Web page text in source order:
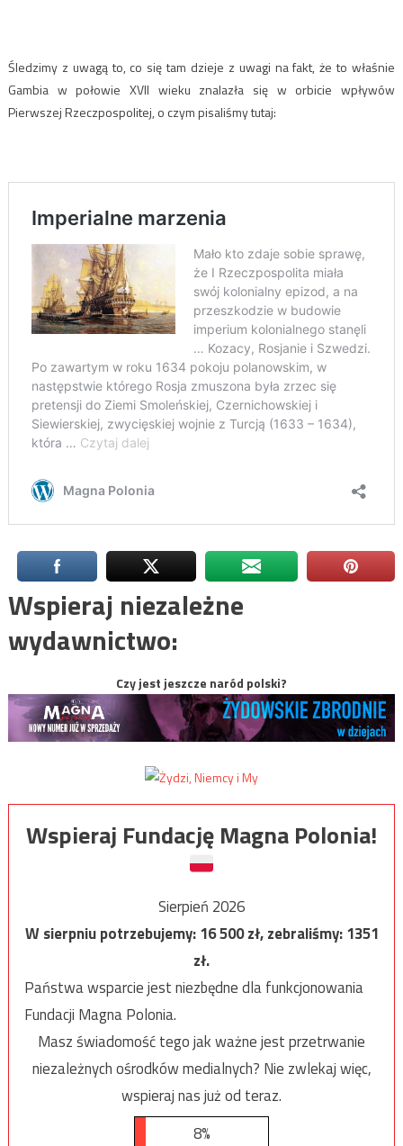
Śledzimy z uwagą to, co się tam dzieje z uwagi na fakt, że to właśnie
Gambia w połowie XVII wieku znalazła się w orbicie wpływów
Pierwszej Rzeczpospolitej, o czym pisaliśmy tutaj:
Wspieraj niezależne
wydawnictwo:
Czy jest jeszcze naród polski?
Wspieraj Fundację Magna Polonia!
Sierpień 2026
W sierpniu potrzebujemy:16 500zł, zebraliśmy:1351
zł.
Państwa wsparcie jest niezbędne dla funkcjonowania
Fundacji Magna Polonia.
Masz świadomość tego jak ważne jest przetrwanie
niezależnych ośrodków medialnych? Nie zwlekaj więc,
wspieraj nas już od teraz.
8%